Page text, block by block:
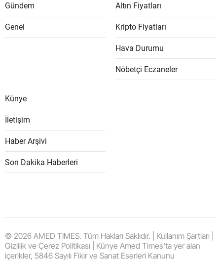
Gündem
Genel
Altın Fiyatları
Kripto Fiyatları
Hava Durumu
Nöbetçi Eczaneler
Künye
İletişim
Haber Arşivi
Son Dakika Haberleri
© 2026 AMED TIMES. Tüm Hakları Saklıdır. | Kullanım Şartları |
Gizlilik ve Çerez Politikası | Künye Amed Times'ta yer alan
içerikler, 5846 Sayılı Fikir ve Sanat Eserleri Kanunu